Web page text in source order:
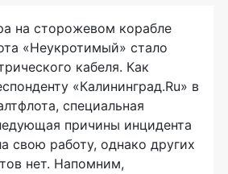
на сторожевом корабле
«Неукротимый» стало
кабеля. Как
«Калининград.Ru» в
специальная
причины инцидента
свою работу, однако других
нет. Напомним,